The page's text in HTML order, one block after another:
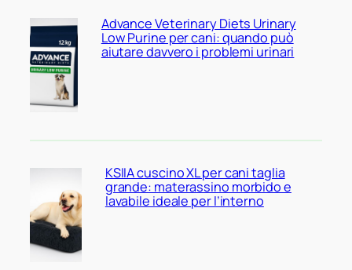
Advance Veterinary Diets Urinary
Low Purine per cani: quando può
aiutare davvero i problemi urinari
KSIIA cuscino XL per cani taglia
grande: materassino morbido e
lavabile ideale per l’interno